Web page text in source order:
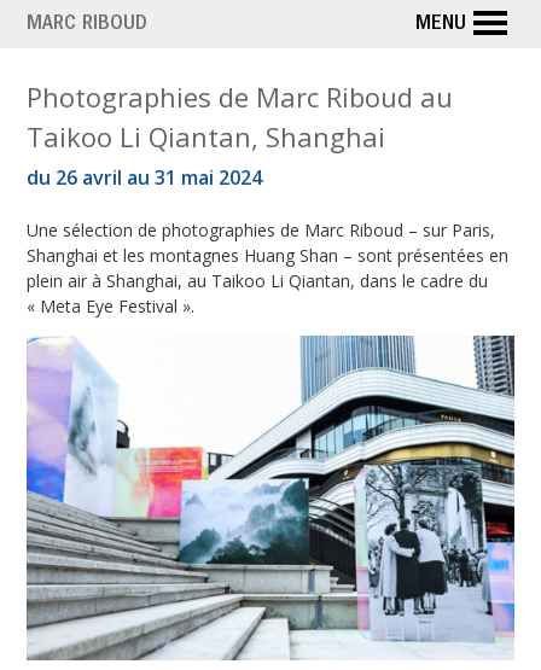
Aller
principal
MARC RIBOUD MENU
É
t
i
q
u
e
t
t
e
:
P
Photographies de Marc Riboud au
Taikoo Li Qiantan, Shanghai
du 26 avril au 31 mai 2024
Une sélection de photographies de Marc Riboud – sur Paris,
Shanghai et les montagnes Huang Shan – sont présentées en
plein air à Shanghai, au Taikoo Li Qiantan, dans le cadre du
« Meta Eye Festival ».